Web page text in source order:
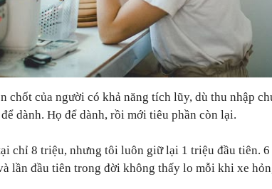
chốt của người có khả năng tích lũy, dù thu nhập
dành. Họ để dành, rồi mới tiêu phần còn lại.
chỉ 8 triệu, nhưng tôi luôn giữ lại 1 triệu đầu tiên. 6
lần đầu tiên trong đời không thấy lo mỗi khi xe